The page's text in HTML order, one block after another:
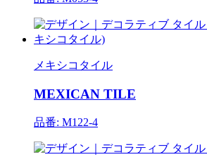
メキシコタイル
MEXICAN TILE
品番: M122-4